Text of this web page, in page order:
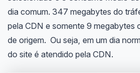
dia comum. 347 megabytes do
pela CDN e somente 9 megabytes
de origem. Ou seja, em um dia
do site é atendido pela CDN.